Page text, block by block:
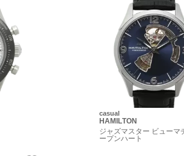
casual
HAMILTON
ジャズマスター ビューマ
ープンハート